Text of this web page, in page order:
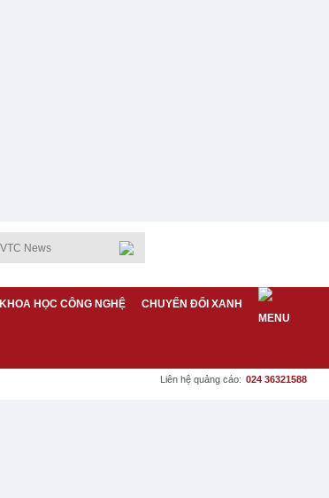
KHOA HỌC CÔNG NGHỆ CHUYỂN ĐỔI XANH
Liên hệ quảng cáo: 024 36321588